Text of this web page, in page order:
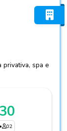
privativa, spa e
• 02